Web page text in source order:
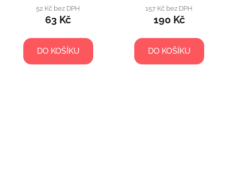
52 Kč bez DPH
63 Kč
DO KOŠÍKU
157 Kč bez DPH
190 Kč
DO KOŠÍKU